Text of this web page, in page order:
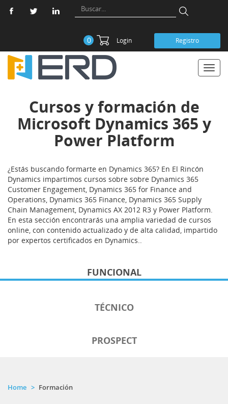
0 Login Registro
Cursos y formación de
Microsoft Dynamics 365 y
Power Platform
¿Estás buscando formarte en Dynamics 365? En El Rincón
Dynamics impartimos cursos sobre sobre Dynamics 365
Customer Engagement, Dynamics 365 for Finance and
Operations, Dynamics 365 Finance, Dynamics 365 Supply
Chain Management, Dynamics AX 2012 R3 y Power Platform.
En esta sección encontrarás una amplia variedad de cursos
online, con contenido actualizado y de alta calidad, impartido
por expertos certificados en Dynamics..
FUNCIONAL
TÉCNICO
PROSPECT
Home Formación